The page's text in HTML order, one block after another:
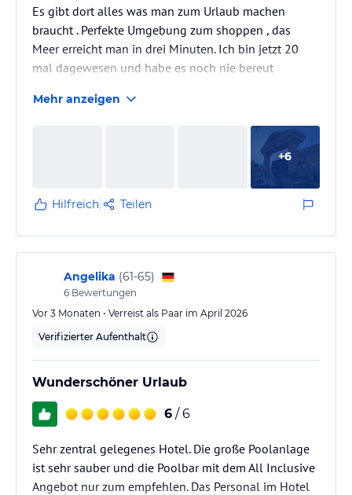
Es gibt dort alles was man zum Urlaub machen
braucht . Perfekte Umgebung zum shoppen , das
Meer erreicht man in drei Minuten. Ich bin jetzt 20
mal dagewesen und habe es noch nie bereut
Mehr anzeigen
+6
Hilfreich Teilen
Angelika (61-65)
6 Bewertungen
Vor 3 Monaten • Verreist als Paar im April 2026
Verifizierter Aufenthalt
Wunderschöner Urlaub
6 / 6
Sehr zentral gelegenes Hotel. Die große Poolanlage
ist sehr sauber und die Poolbar mit dem All Inclusive
Angebot nur zum empfehlen. Das Personal im Hotel